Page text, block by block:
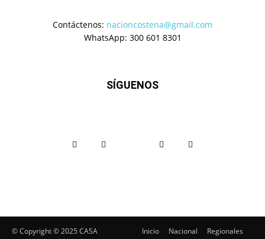
Contáctenos: nacioncostena@gmail.com
WhatsApp: 300 601 8301
SÍGUENOS
© Copyright ©️ 2025 CASA
Inicio Nacional
Regionales